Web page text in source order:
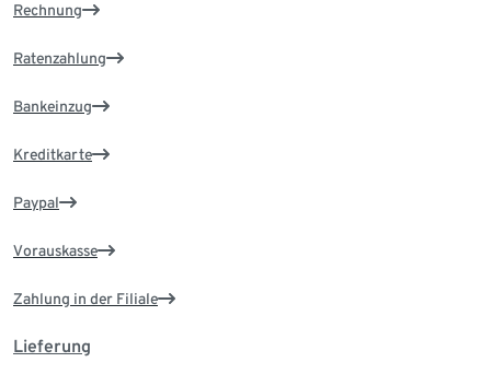
Rechnung
Ratenzahlung
Bankeinzug
Kreditkarte
Paypal
Vorauskasse
Zahlung in der Filiale
Lieferung